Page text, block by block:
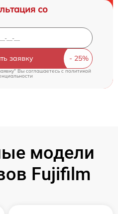
со
заявку
Вы соглашаетесь c политикой
модели
Fujifilm